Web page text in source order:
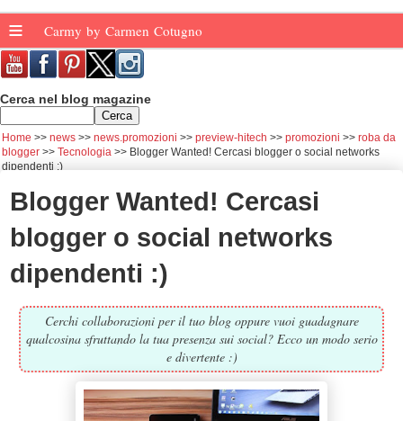
≡ Carmy by Carmen Cotugno
Cerca nel blog magazine
Home news news.promozioni preview-hitech promozioni
roba da
blogger
Tecnologia
Blogger Wanted! Cercasi blogger o social networks
dipendenti :)
Blogger Wanted! Cercasi
blogger o social networks
dipendenti :)
Cerchi collaborazioni per il tuo blog oppure vuoi guadagnare
qualcosina sfruttando la tua presenza sui social? Ecco un modo serio
e divertente :)